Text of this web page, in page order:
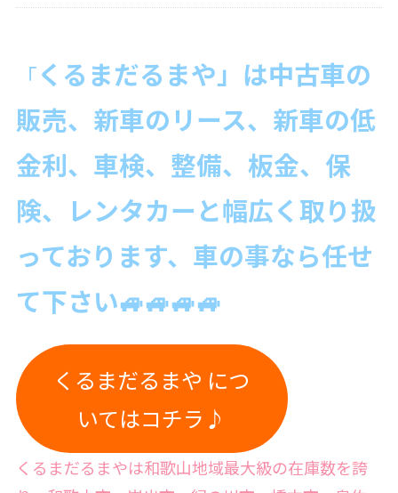
「くるまだるまや」は中古車の
販売、新車のリース、新車の低
金利、車検、整備、板金、保
険、レンタカーと幅広く取り扱
っております、車の事なら任せ
て下さい🚙🚙🚙🚙
くるまだるまや につ
いてはコチラ♪
くるまだるまやは和歌山地域最大級の在庫数を誇